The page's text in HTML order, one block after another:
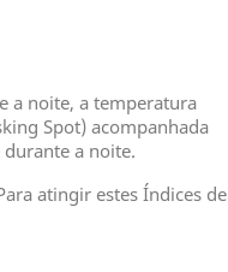
a noite, a temperatura
Spot) acompanhada
a noite.
atingir estes Índices de